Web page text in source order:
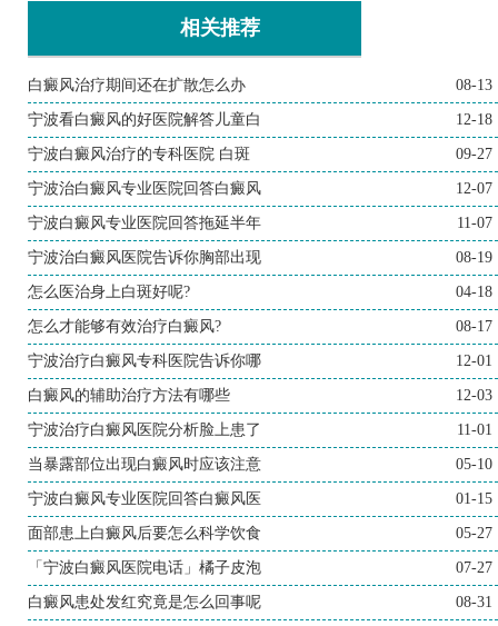
相关推荐
白癜风治疗期间还在扩散怎么办 08-13
宁波看白癜风的好医院解答儿童白 12-18
宁波白癜风治疗的专科医院 白斑 09-27
宁波治白癜风专业医院回答白癜风 12-07
宁波白癜风专业医院回答拖延半年 11-07
宁波治白癜风医院告诉你胸部出现 08-19
怎么医治身上白斑好呢? 04-18
怎么才能够有效治疗白癜风? 08-17
宁波治疗白癜风专科医院告诉你哪 12-01
白癜风的辅助治疗方法有哪些 12-03
宁波治疗白癜风医院分析脸上患了 11-01
当暴露部位出现白癜风时应该注意 05-10
宁波白癜风专业医院回答白癜风医 01-15
面部患上白癜风后要怎么科学饮食 05-27
「宁波白癜风医院电话」橘子皮泡 07-27
白癜风患处发红究竟是怎么回事呢 08-31